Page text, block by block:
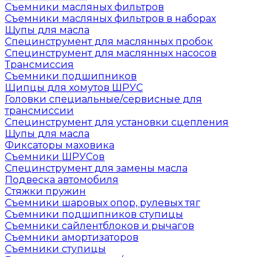
Съемники масляных фильтров
Съемники масляных фильтров в наборах
Щупы для масла
Специнструмент для маслянных пробок
Специнструмент для маслянных насосов
Трансмиссия
Съемники подшипников
Щипцы для хомутов ШРУС
Головки специальные/сервисные для
трансмиссии
Специнструмент для установки сцепления
Щупы для масла
Фиксаторы маховика
Съемники ШРУСов
Специнструмент для замены масла
Подвеска автомобиля
Стяжки пружин
Съемники шаровых опор, рулевых тяг
Съемники подшипников ступицы
Съемники сайлентблоков и рычагов
Съемники амортизаторов
Съемники ступицы